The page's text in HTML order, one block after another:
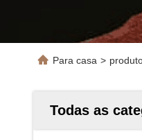
Para casa >
Todas as